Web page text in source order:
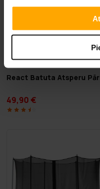
React Batuta Atsperu
49,90 €